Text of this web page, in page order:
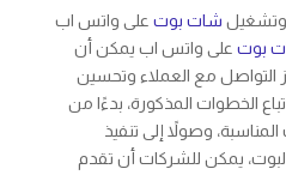
وتشغيل شات بوتعلى واتس اب
بوتعلى واتس اب يمكن أن
مع العملاء وتحسين
الخطوات المذكورة، بدءًا من
المناسبة، وصولاً إلى تنفيذ
يمكن للشركات أن تقدم